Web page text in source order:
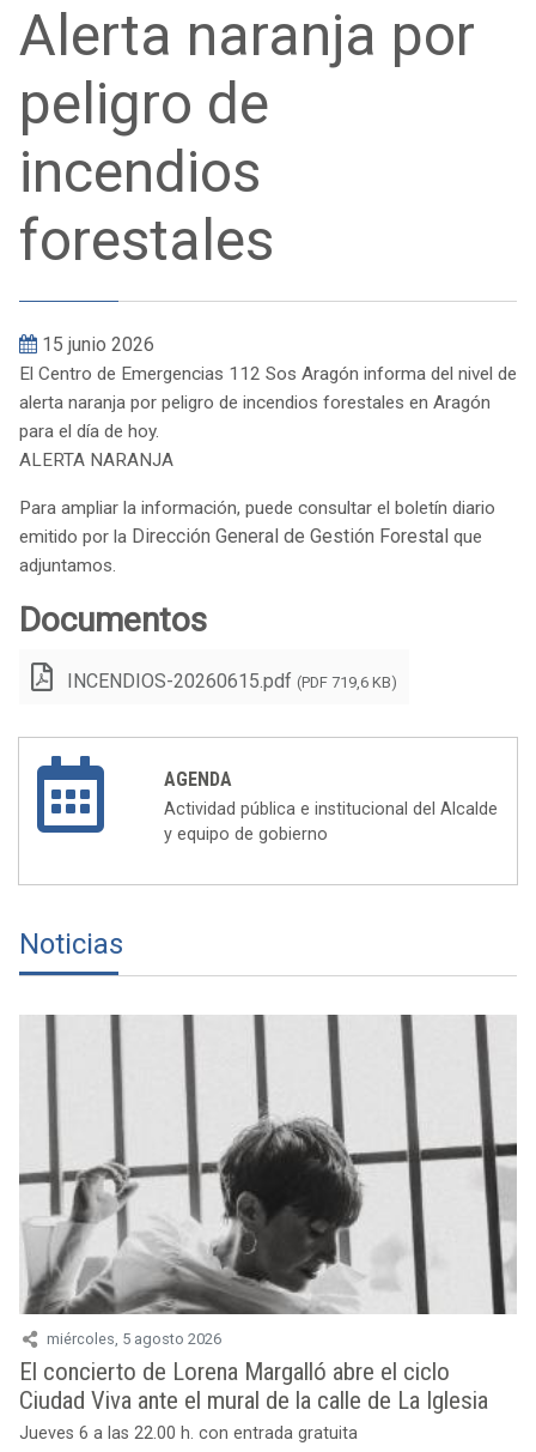
Alerta naranja por
peligro de
incendios
forestales
15 junio 2026
El Centro de Emergencias 112 Sos Aragón informa del nivel de
alerta naranja por peligro de incendios forestales en Aragón
para el día de hoy.
ALERTA NARANJA
Para ampliar la información, puede consultar el boletín diario
emitido por la Dirección General de Gestión Forestal que
adjuntamos.
Documentos
INCENDIOS-20260615.pdf (PDF 719,6 KB)
AGENDA
Actividad pública e institucional del Alcalde
y equipo de gobierno
Noticias
miércoles, 5 agosto 2026
El concierto de Lorena Margalló abre el ciclo
Ciudad Viva ante el mural de la calle de La Iglesia
Jueves 6 a las 22.00 h. con entrada gratuita